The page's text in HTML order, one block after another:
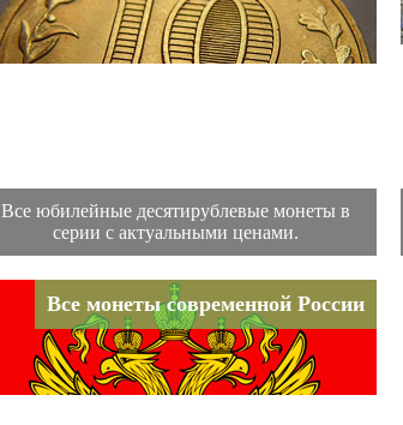
Все юбилейные десятирублевые монеты в
серии с актуальными ценами.
Все монеты современной России